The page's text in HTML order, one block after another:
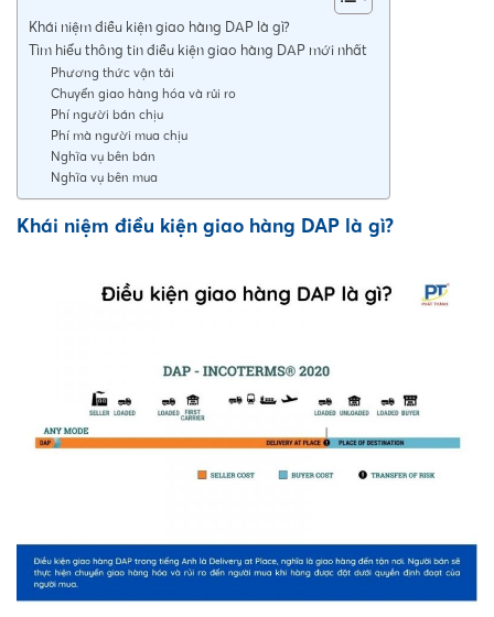
Khái niệm điều kiện giao hàng DAP là gì?
Tìm hiểu thông tin điều kiện giao hàng DAP mới nhất
Phương thức vận tải
Chuyển giao hàng hóa và rủi ro
Phí người bán chịu
Phí mà người mua chịu
Nghĩa vụ bên bán
Nghĩa vụ bên mua
Khái niệm điều kiện giao hàng DAP là gì?